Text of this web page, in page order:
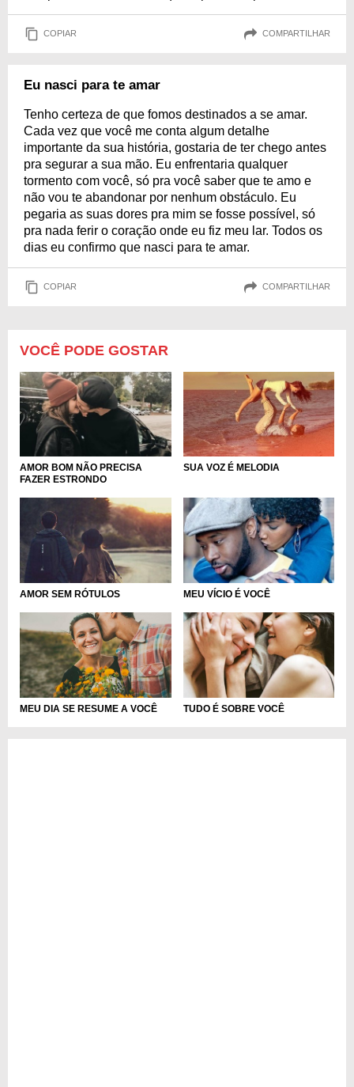
COPIAR COMPARTILHAR
Eu nasci para te amar
Tenho certeza de que fomos destinados a se amar.
Cada vez que você me conta algum detalhe
importante da sua história, gostaria de ter chego antes
pra segurar a sua mão. Eu enfrentaria qualquer
tormento com você, só pra você saber que te amo e
não vou te abandonar por nenhum obstáculo. Eu
pegaria as suas dores pra mim se fosse possível, só
pra nada ferir o coração onde eu fiz meu lar. Todos os
dias eu confirmo que nasci para te amar.
COPIAR COMPARTILHAR
VOCÊ PODE GOSTAR
AMOR BOM NÃO PRECISA
FAZER ESTRONDO
SUA VOZ É MELODIA
AMOR SEM RÓTULOS MEU VÍCIO É VOCÊ
MEU DIA SE RESUME A VOCÊ TUDO É SOBRE VOCÊ